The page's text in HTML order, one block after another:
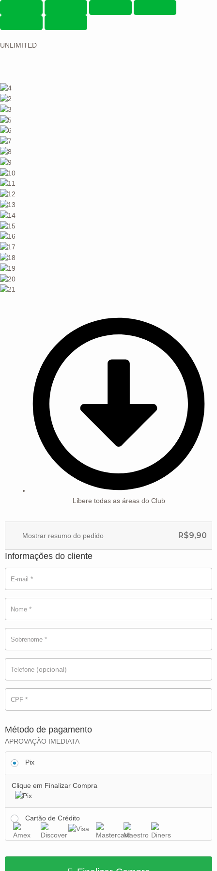
UNLIMITED
Libere todas as áreas do Club
Mostrar resumo do pedido R$9,90
Informações do cliente
E-mail *
Nome *
Sobrenome *
Telefone (opcional)
CPF *
Método de pagamento
APROVAÇÃO IMEDIATA
Pix
Clique em Finalizar Compra
Cartão de Crédito